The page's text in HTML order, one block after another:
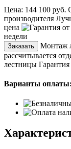
Цена: 144 100 руб.
производителя
цена
недели
Заказать Монтаж
рассчитывается
лестницы
Варианты оплаты: